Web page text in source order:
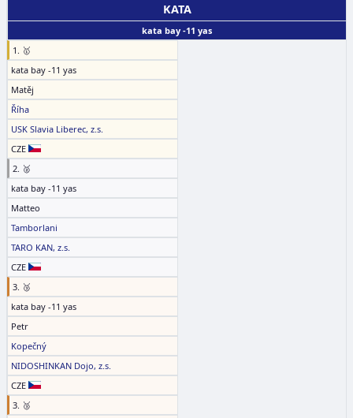
KATA
kata bay -11 yas
1. 🥇
kata bay -11 yas
Matěj
Říha
USK Slavia Liberec, z.s.
CZE
2. 🥈
kata bay -11 yas
Matteo
Tamborlani
TARO KAN, z.s.
CZE
3. 🥉
kata bay -11 yas
Petr
Kopečný
NIDOSHINKAN Dojo, z.s.
CZE
3. 🥉